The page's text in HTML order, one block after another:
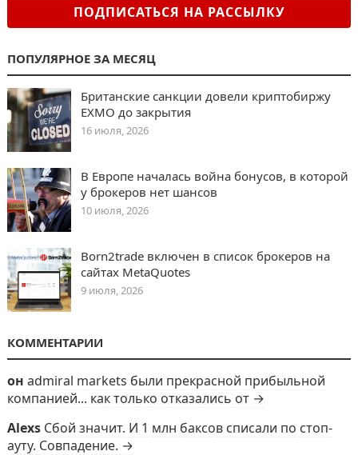
ПОДПИСАТЬСЯ НА РАССЫЛКУ
ПОПУЛЯРНОЕ ЗА МЕСЯЦ
Британские санкции довели криптобиржу
EXMO до закрытия
16 июля, 2026
В Европе началась война бонусов, в которой
у брокеров нет шансов
10 июля, 2026
Born2trade включен в список брокеров на
сайтах MetaQuotes
9 июля, 2026
КОММЕНТАРИИ
он admiral markets были прекрасной прибыльной
компанией... как только отказались от →
Alexs Сбой значит. И 1 млн баксов списали по стоп-
ауту. Совпадение. →